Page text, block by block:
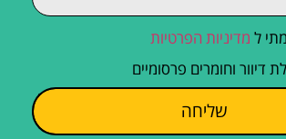
ל מדיניות הפרטיות
וחומרים פרסומיים
שליחה